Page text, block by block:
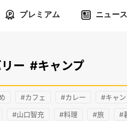
プレミアム ニュース
ー #キャンプ
#カフェ #カレー #キャ
#山口智充 #料理 #旅 #